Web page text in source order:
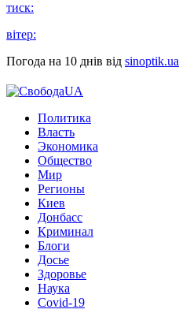
тиск:
вітер:
Погода на 10 днів від sinoptik.ua
Политика
Власть
Экономика
Общество
Мир
Регионы
Киев
Донбасс
Криминал
Блоги
Досье
Здоровье
Наука
Covid-19